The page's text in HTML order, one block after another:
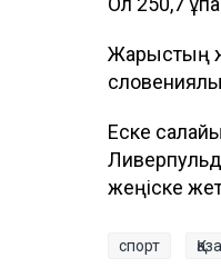
Жарыстың
Еске
жеңіске
спорт